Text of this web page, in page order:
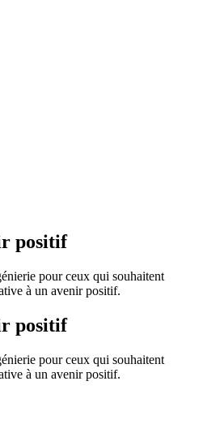
positif
pour ceux qui souhaitent
à un avenir positif.
positif
pour ceux qui souhaitent
à un avenir positif.